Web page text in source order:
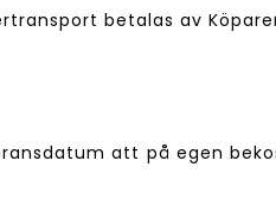
betalas av
att på egen